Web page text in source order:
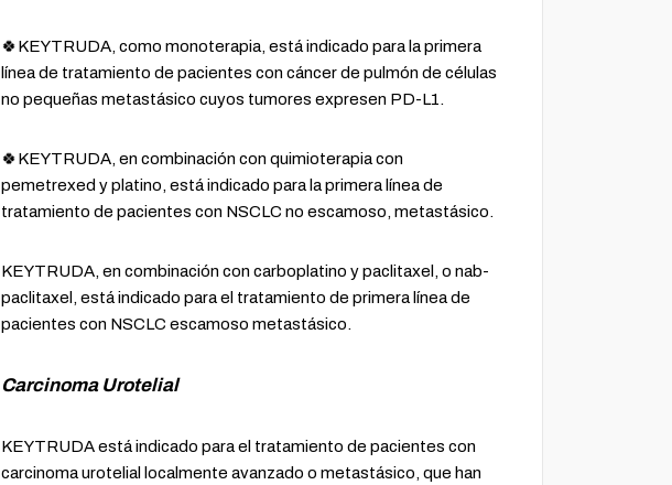
🍀KEYTRUDA, como monoterapia, está indicado para la primera
línea de tratamiento de pacientes con cáncer de pulmón de células
no pequeñas metastásico cuyos tumores expresen PD-L1.
🍀KEYTRUDA, en combinación con quimioterapia con
pemetrexed y platino, está indicado para la primera línea de
tratamiento de pacientes con NSCLC no escamoso, metastásico.
KEYTRUDA, en combinación con carboplatino y paclitaxel, o nab-
paclitaxel, está indicado para el tratamiento de primera línea de
pacientes con NSCLC escamoso metastásico.
Carcinoma Urotelial
KEYTRUDA está indicado para el tratamiento de pacientes con
carcinoma urotelial localmente avanzado o metastásico, que han